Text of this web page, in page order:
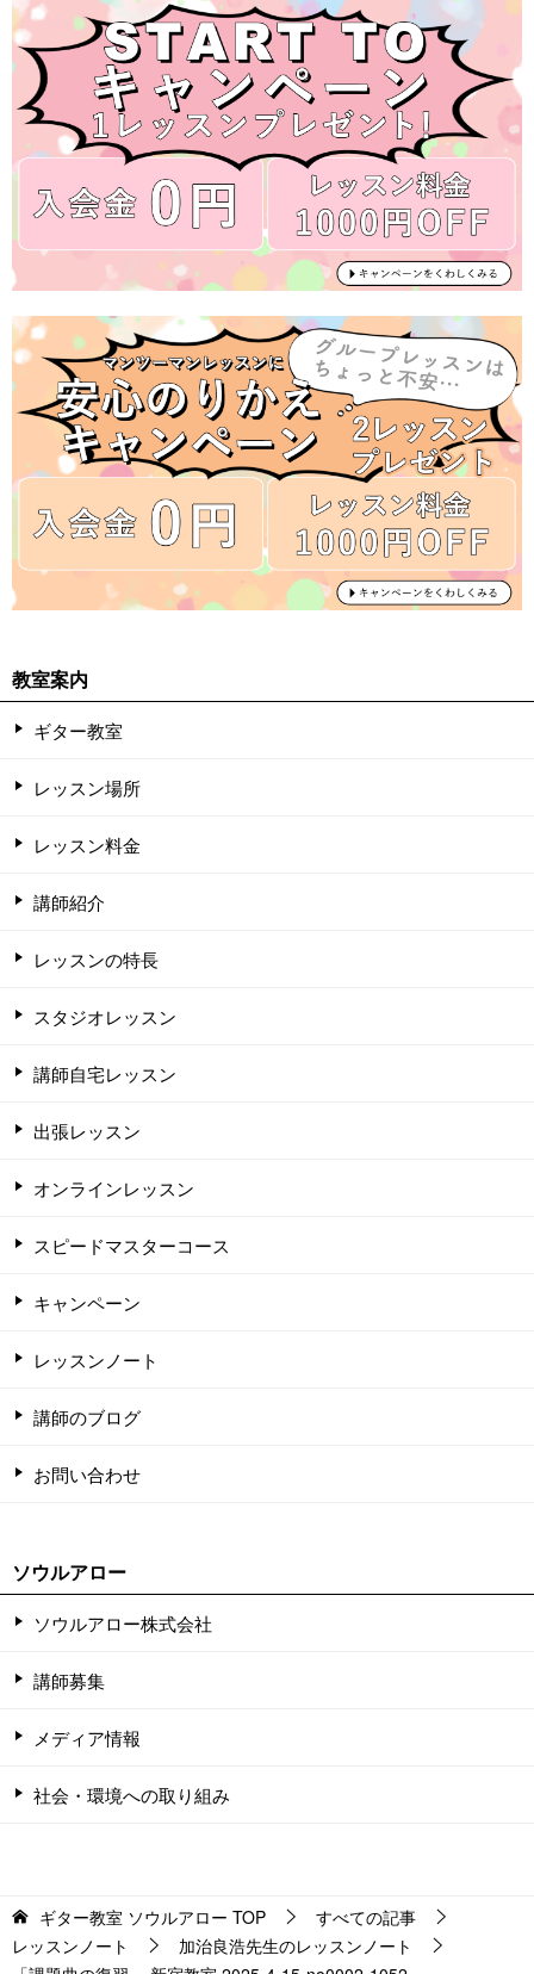
教室案内
ギター教室
レッスン場所
レッスン料金
講師紹介
レッスンの特長
スタジオレッスン
講師自宅レッスン
出張レッスン
オンラインレッスン
スピードマスターコース
キャンペーン
レッスンノート
講師のブログ
お問い合わせ
ソウルアロー
ソウルアロー株式会社
講師募集
メディア情報
社会・環境への取り組み
ギター教室 ソウルアロー TOP
すべての記事
レッスンノート
加治良浩先生のレッスンノート